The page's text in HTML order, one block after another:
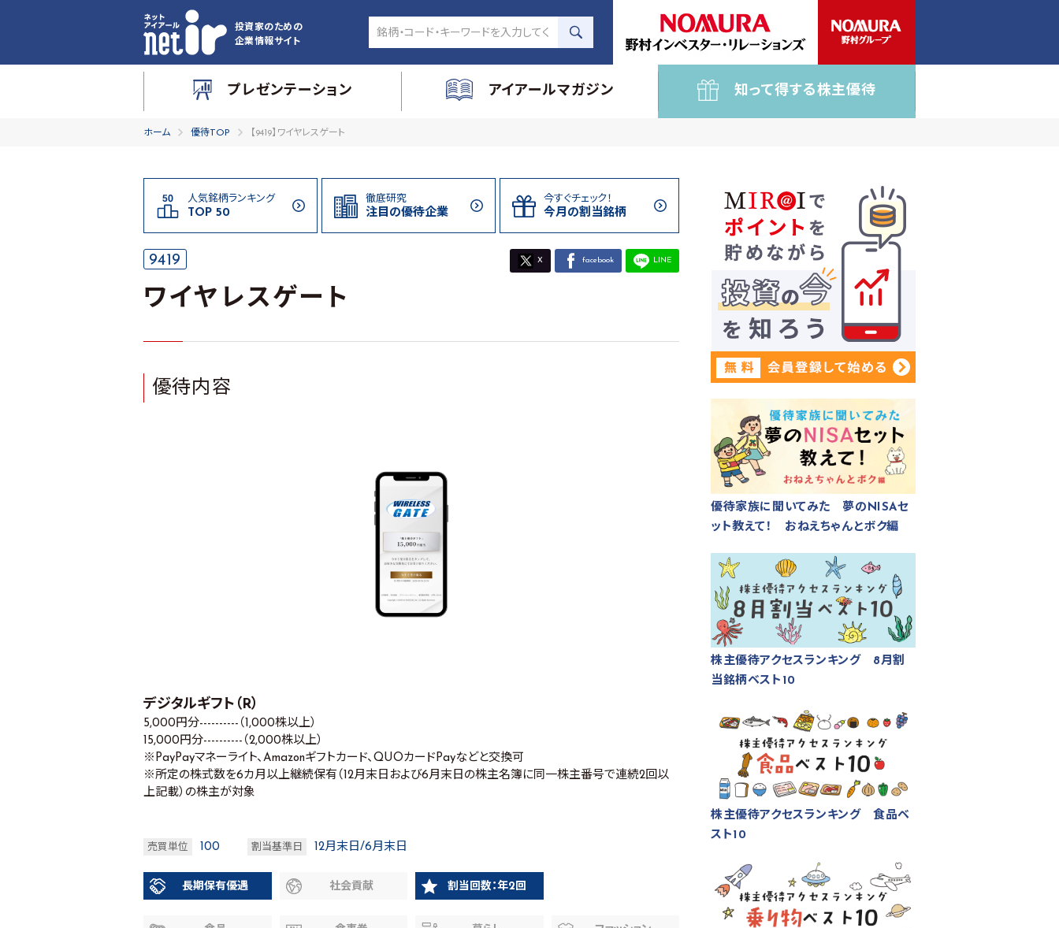
投資家のための
企業情報サイト
プレゼンテーション アイアールマガジン 知って得する株主優待
ホーム 優待TOP 【9419】ワイヤレスゲート
人気銘柄ランキング
TOP 50
徹底研究
注目の優待企業
今すぐチェック！
今月の割当銘柄
9419 X facebook LINE
ワイヤレスゲート
優待内容
デジタルギフト（R）
5,000円分----------（1,000株以上）
15,000円分----------（2,000株以上）
※PayPayマネーライト、Amazonギフトカード、QUOカードPayなどと交換可
※所定の株式数を6カ月以上継続保有（12月末日および6月末日の株主名簿に同一株主番号で連続2回以
上記載）の株主が対象
売買単位 100 割当基準日 12月末日/6月末日
長期保有優遇 社会貢献 割当回数：年2回
優待家族に聞いてみた 夢のNISAセ
ット教えて！ おねえちゃんとボク編
株主優待アクセスランキング 8月割
当銘柄ベスト10
株主優待アクセスランキング 食品ベ
スト10